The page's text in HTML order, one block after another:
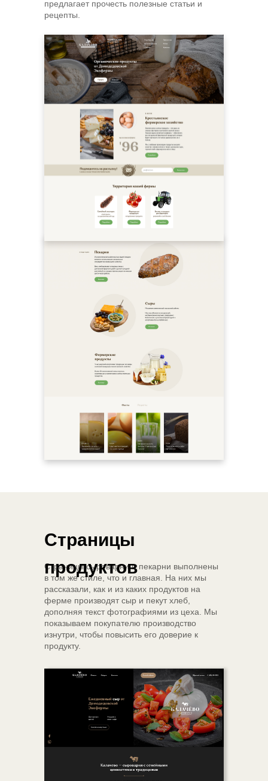
предлагает прочесть полезные статьи и
рецепты.
Страницы
продуктов
Страницы сыроварни и пекарни выполнены
в том же стиле, что и главная. На них мы
рассказали, как и из каких продуктов на
ферме производят сыр и пекут хлеб,
дополняя текст фотографиями из цеха. Мы
показываем покупателю производство
изнутри, чтобы повысить его доверие к
продукту.